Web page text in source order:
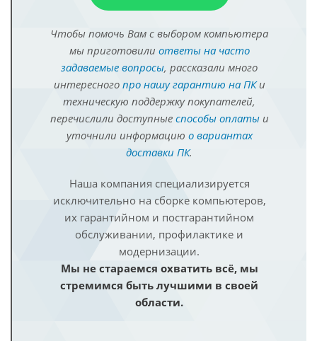
Чтобы помочь Вам с выбором компьютера
мы приготовили ответы на часто
задаваемые вопросы, рассказали много
интересного про нашу гарантию на ПКи
техническую поддержку покупателей,
перечислили доступные способы оплатыи
уточнили информацию о вариантах
доставки ПК.
Наша компания специализируется
исключительно на сборке компьютеров,
их гарантийном и постгарантийном
обслуживании, профилактике и
модернизации.
Мы не стараемся охватить всё, мы
стремимся быть лучшими в своей
области.